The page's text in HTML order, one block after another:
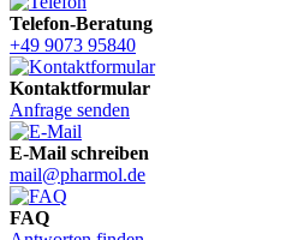
Telefon-Beratung
+49 9073 95840
Kontaktformular
Anfrage senden
E-Mail schreiben
mail@pharmol.de
FAQ